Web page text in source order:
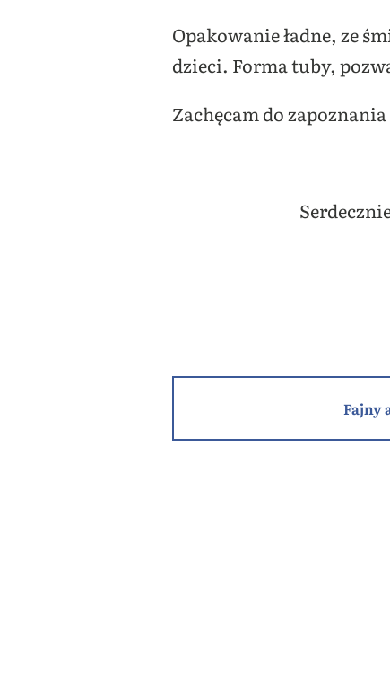
Opakowanie ładne, ze
dzieci. Forma tuby,
Zachęcam do
Fajny